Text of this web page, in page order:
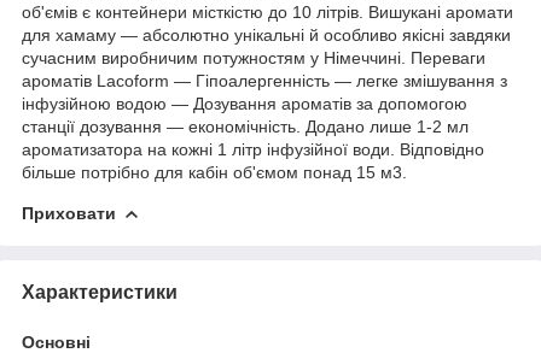
об'ємів є контейнери місткістю до 10 літрів. Вишукані аромати
для хамаму — абсолютно унікальні й особливо якісні завдяки
сучасним виробничим потужностям у Німеччині. Переваги
ароматів Lacoform — Гіпоалергенність — легке змішування з
інфузійною водою — Дозування ароматів за допомогою
станції дозування — економічність. Додано лише 1-2 мл
ароматизатора на кожні 1 літр інфузійної води. Відповідно
більше потрібно для кабін об'ємом понад 15 м3.
Приховати
Характеристики
Основні